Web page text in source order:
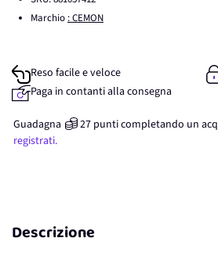
Marchio : CEMON
Reso facile e veloce
Paga in contanti alla consegna
Guadagna 27 punticompletando un
registrati.
Descrizione